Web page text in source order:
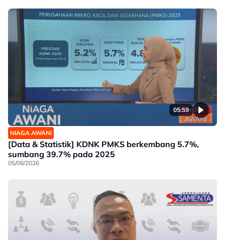
05:59
NIAGA AWANI
[Data & Statistik] KDNK PMKS berkembang 5.7%,
sumbang 39.7% pada 2025
05/08/2026